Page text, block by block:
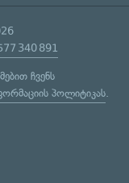
340 891
ჩვენს
პოლიტიკას.